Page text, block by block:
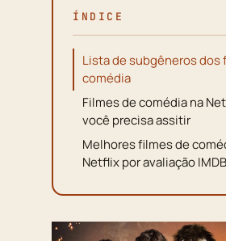
ÍNDICE
Lista de subgêneros dos
comédia
Filmes de comédia na
você precisa assitir
Melhores filmes de
Netflix por avaliação IMDB